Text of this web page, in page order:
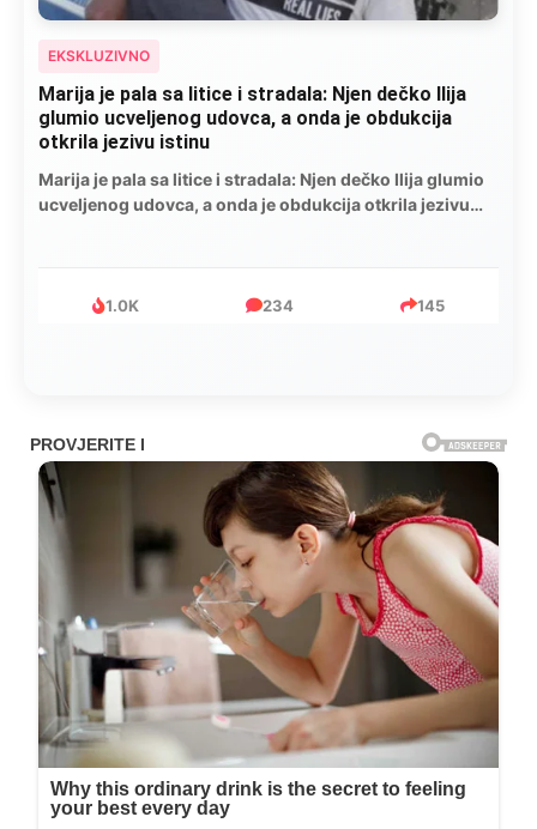
EKSKLUZIVNO
Kad se Marin suprug razbolio ona ga kupala,
pelene mu mijenjala: Jedno jutro je poslao po
čokoladu..
Kad se Marin suprug razbolio ona ga kupala, pelene mu
mijenjala: Jedno jutro je poslao po čokoladu..
999 321 234